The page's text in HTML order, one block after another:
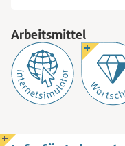
Arbeitsmittel